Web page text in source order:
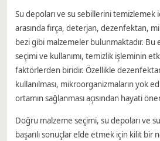
Su depoları ve su sebillerini temizlemek
arasında fırça, deterjan, dezenfektan,
bezi gibi malzemeler bulunmaktadır. Bu
seçimi ve kullanımı, temizlik işleminin
faktörlerden biridir. Özellikle
kullanılması, mikroorganizmaların yok
ortamın sağlanması açısından hayati
Doğru malzeme seçimi, su depoları ve
başarılı sonuçlar elde etmek için kilit bir